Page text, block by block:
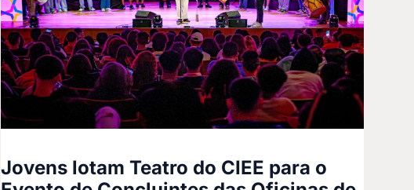
Jovens lotam Teatro do CIEE para o